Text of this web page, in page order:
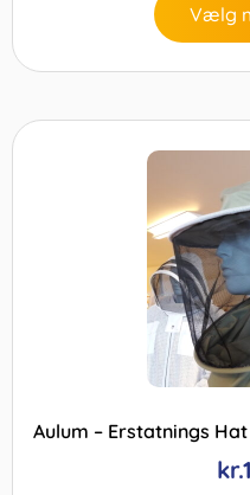
Vælg
Aulum – Erstatnings
kr.